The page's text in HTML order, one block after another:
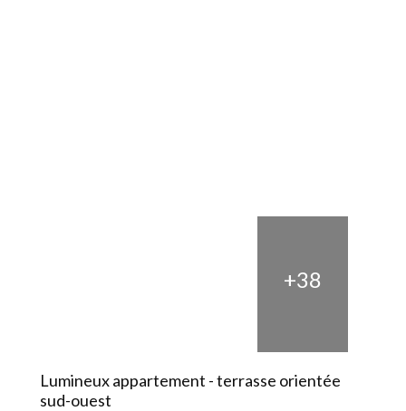
+38
Lumineux appartement - terrasse orientée
sud-ouest